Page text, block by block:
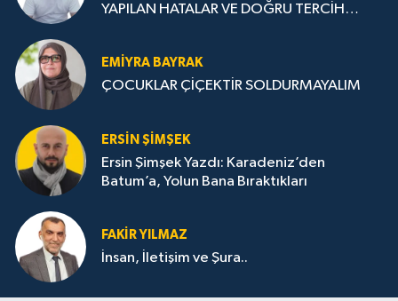
YAPILAN HATALAR VE DOĞRU TERCİH
EMIYRA BAYRAK
ÇOCUKLAR ÇİÇEKTİR SOLDURMAYALIM
ERSIN ŞIMŞEK
Ersin Şimşek Yazdı: Karadeniz’den
Batum’a, Yolun Bana Bıraktıkları
FAKIR YILMAZ
İnsan, İletişim ve Şura..